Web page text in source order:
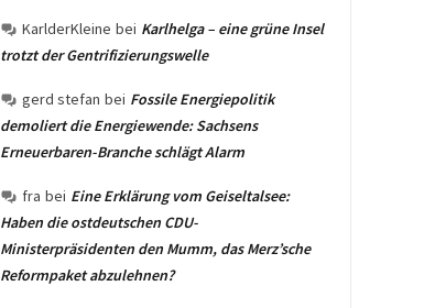
KarlderKleine bei Karlhelga – eine grüne Insel
trotzt der Gentrifizierungswelle
gerd stefan bei Fossile Energiepolitik
demoliert die Energiewende: Sachsens
Erneuerbaren-Branche schlägt Alarm
fra bei Eine Erklärung vom Geiseltalsee:
Haben die ostdeutschen CDU-
Ministerpräsidenten den Mumm, das Merz’sche
Reformpaket abzulehnen?